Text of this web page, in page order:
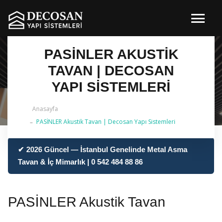
PASİNLER AKUSTIK
TAVAN | DECOSAN
YAPI SISTEMLERI
Anasayfa
PASİNLER Akustik Tavan | Decosan Yapı Sistemleri
✔ 2026 Güncel — İstanbul Genelinde Metal Asma
Tavan & İç Mimarlık | 0 542 484 88 86
PASİNLER Akustik Tavan